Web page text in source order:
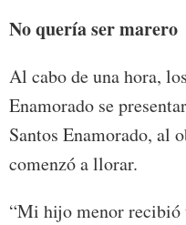
No quería ser marero
Al cabo de una hora,
Enamorado se
Santos Enamorado, al
comenzó a llorar.
“Mi hijo menor recibió